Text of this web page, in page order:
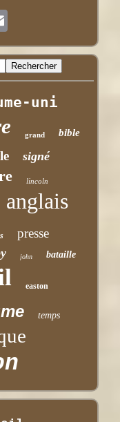
uni
grand bible
signé
lincoln
anglais
presse
john bataille
easton
temps